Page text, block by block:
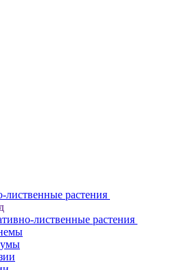
лиственные растения
лиственные растения